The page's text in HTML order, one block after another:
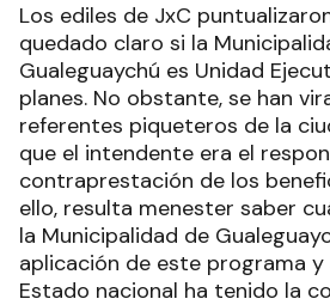
Los ediles de JxC
quedado claro si la
Gualeguaychú es Unidad
planes. No obstante, se han
referentes piqueteros de la
que el intendente era el
contraprestación de los
ello, resulta menester saber
la Municipalidad de
aplicación de este programa y
Estado nacional ha tenido la